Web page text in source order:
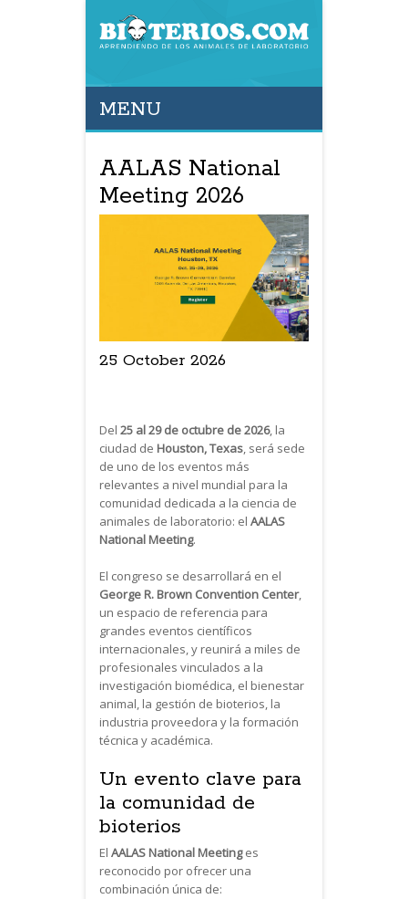
MENU
AALAS National
Meeting 2026
25 October 2026
Del 25 al 29 de octubre de 2026, la
ciudad de Houston, Texas, será sede
de uno de los eventos más
relevantes a nivel mundial para la
comunidad dedicada a la ciencia de
animales de laboratorio: el AALAS
National Meeting.
El congreso se desarrollará en el
George R. Brown Convention Center,
un espacio de referencia para
grandes eventos científicos
internacionales, y reunirá a miles de
profesionales vinculados a la
investigación biomédica, el bienestar
animal, la gestión de bioterios, la
industria proveedora y la formación
técnica y académica.
Un evento clave para
la comunidad de
bioterios
El AALAS National Meetinges
reconocido por ofrecer una
combinación única de: